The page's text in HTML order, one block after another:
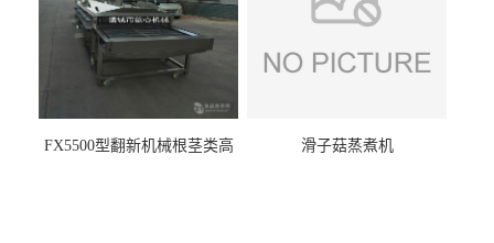
FX5500型翻新机械根茎类高
滑子菇蒸煮机